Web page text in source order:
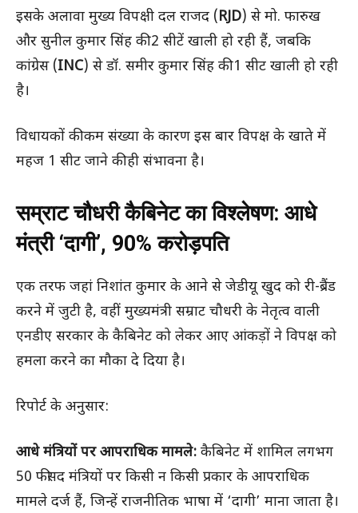
इसके अलावा मुख्य विपक्षी दल राजद (RJD) से मो. फारुख
और सुनील कुमार सिंह की 2 सीटें खाली हो रही हैं, जबकि
कांग्रेस (INC) से डॉ. समीर कुमार सिंह की 1 सीट खाली हो रही
है।
विधायकों की कम संख्या के कारण इस बार विपक्ष के खाते में
महज 1 सीट जाने की ही संभावना है।
सम्राट चौधरी कैबिनेट का विश्लेषण: आधे
मंत्री ‘दागी’, 90% करोड़पति
एक तरफ जहां निशांत कुमार के आने से जेडीयू खुद को री-ब्रैंड
करने में जुटी है, वहीं मुख्यमंत्री सम्राट चौधरी के नेतृत्व वाली
एनडीए सरकार के कैबिनेट को लेकर आए आंकड़ों ने विपक्ष को
हमला करने का मौका दे दिया है।
रिपोर्ट के अनुसार:
आधे मंत्रियों पर आपराधिक मामले: कैबिनेट में शामिल लगभग
50 फीसद मंत्रियों पर किसी न किसी प्रकार के आपराधिक
मामले दर्ज हैं, जिन्हें राजनीतिक भाषा में ‘दागी’ माना जाता है।